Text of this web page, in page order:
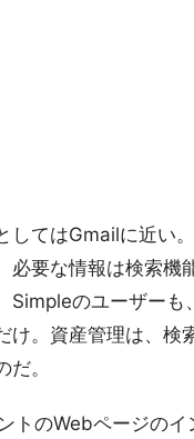
してはGmailに近い
必要な情報は検索機
Simpleのユーザーも
け。資産管理は、検
。
トのWebページのイ